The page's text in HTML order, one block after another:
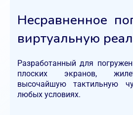
Несравненное
виртуальную
Разработанный для
плоских экранов,
высочайшую тактильную
любых условиях.